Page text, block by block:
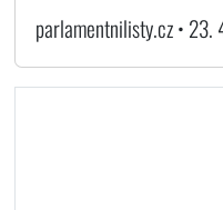
parlamentnilisty.cz •